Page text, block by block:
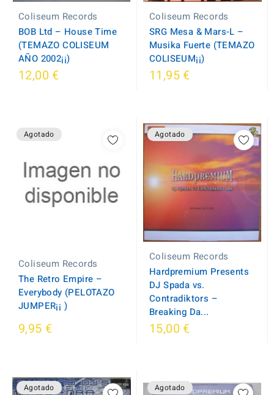
Coliseum Records
BOB Ltd – House Time
(TEMAZO COLISEUM
AÑO 2002¡¡)
12,00 €
Coliseum Records
SRG Mesa & Mars-L –
Musika Fuerte (TEMAZO
COLISEUM¡¡)
11,95 €
Agotado
Coliseum Records
The Retro Empire –
Everybody (PELOTAZO
JUMPER¡¡ )
9,95 €
Agotado
Coliseum Records
Hardpremium Presents
DJ Spada vs.
Contradiktors –
Breaking Da...
15,00 €
Agotado Agotado